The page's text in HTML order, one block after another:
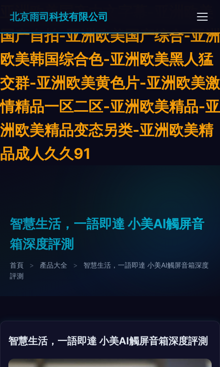
亚洲欧美国产中文字幕-亚洲欧美
国产自拍-亚洲欧美国产综合-亚洲
欧美韩国综合色-亚洲欧美黑人猛
交群-亚洲欧美黄色片-亚洲欧美激
情精品一区二区-亚洲欧美精品-亚
洲欧美精品变态另类-亚洲欧美精
品成人久久91
北京雨司科技有限公司
智慧生活，一語即達 小美AI觸屏音
箱深度評測
首頁 > 產品大全 >
智慧生活，一語即達 小美AI觸屏音箱深度
評測
智慧生活，一語即達 小美AI觸屏音箱深度評測